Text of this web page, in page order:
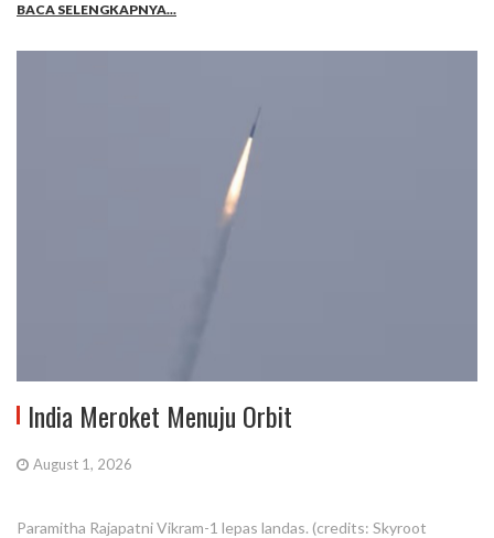
BACA SELENGKAPNYA...
India Meroket Menuju Orbit
August 1, 2026
Paramitha Rajapatni Vikram-1 lepas landas. (credits: Skyroot